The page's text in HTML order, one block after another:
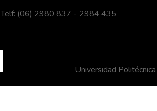
Telf: (06) 2980 837 - 2984 435
Universidad